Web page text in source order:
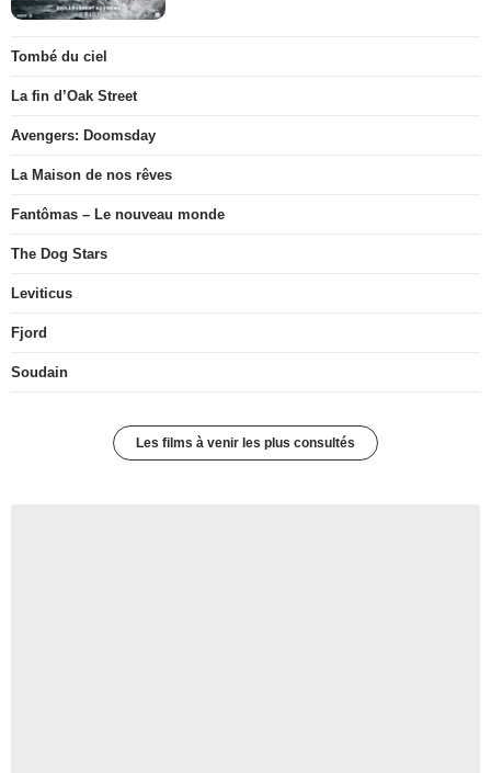
Tombé du ciel
La fin d’Oak Street
Avengers: Doomsday
La Maison de nos rêves
Fantômas – Le nouveau monde
The Dog Stars
Leviticus
Fjord
Soudain
Les films à venir les plus consultés